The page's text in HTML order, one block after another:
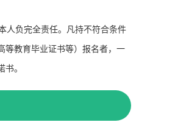
人负完全责任。凡持不符合条件
等教育毕业证书等）报名者，一
。